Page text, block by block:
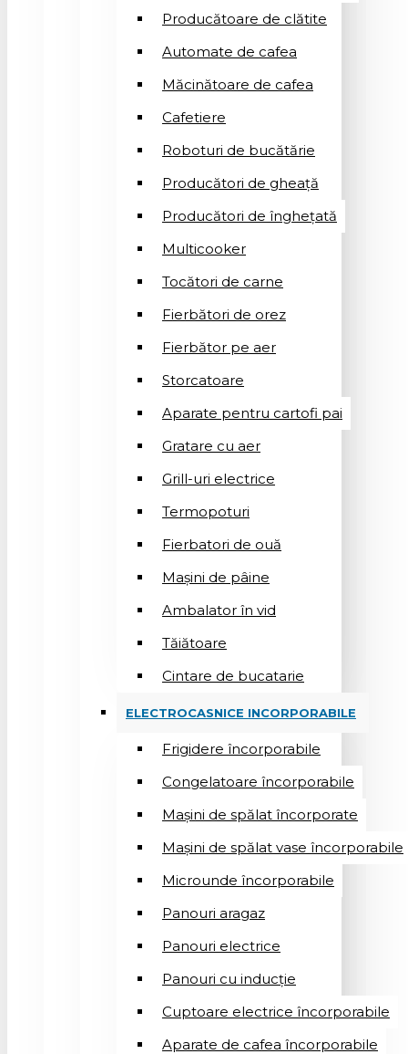
Producătoare de clătite
Automate de cafea
Măcinătoare de cafea
Cafetiere
Roboturi de bucătărie
Producători de gheață
Producători de înghețată
Multicooker
Tocători de carne
Fierbători de orez
Fierbător pe aer
Storcatoare
Aparate pentru cartofi pai
Gratare cu aer
Grill-uri electrice
Termopoturi
Fierbatori de ouă
Mașini de pâine
Ambalator în vid
Tăiătoare
Cintare de bucatarie
ELECTROCASNICE INCORPORABILE
Frigidere încorporabile
Congelatoare încorporabile
Mașini de spălat încorporate
Mașini de spălat vase încorporabile
Microunde încorporabile
Panouri aragaz
Panouri electrice
Panouri cu inducție
Cuptoare electrice încorporabile
Aparate de cafea încorporabile